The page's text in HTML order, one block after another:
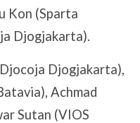
Kon (Sparta
Djogjakarta).
Djogjakarta),
Achmad
Sutan (VIOS